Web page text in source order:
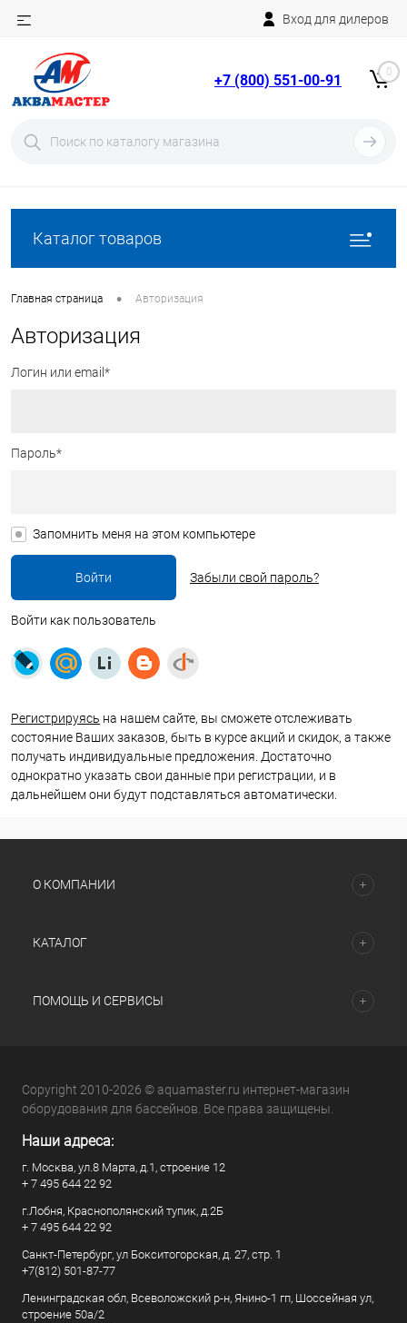
Вход для дилеров
+7 (800) 551-00-91 0
Каталог товаров
Главная страница • Авторизация
Авторизация
Логин или email*
Пароль*
Запомнить меня на этом компьютере
Забыли свой пароль?
Войти как пользователь
Регистрируясь на нашем сайте, вы сможете отслеживать
состояние Ваших заказов, быть в курсе акций и скидок, а также
получать индивидуальные предложения. Достаточно
однократно указать свои данные при регистрации, и в
дальнейшем они будут подставляться автоматически.
О КОМПАНИИ
КАТАЛОГ
ПОМОЩЬ И СЕРВИСЫ
Copyright 2010-2026 © aquamaster.ru интернет-магазин
оборудования для бассейнов. Все права защищены.
Наши адреса:
г. Москва, ул.8 Марта, д.1, строение 12
+ 7 495 644 22 92
г.Лобня, Краснополянский тупик, д.2Б
+ 7 495 644 22 92
Санкт-Петербург, ул Бокситогорская, д. 27, стр. 1
+7(812) 501-87-77
Ленинградская обл, Всеволожский р-н, Янино-1 гп, Шоссейная ул,
строение 50а/2